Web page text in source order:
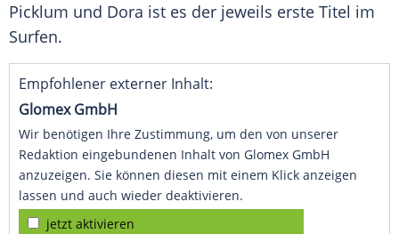
Picklum und Dora ist es der jeweils erste Titel im
Surfen.
Empfohlener externer Inhalt:
Glomex GmbH
Wir benötigen Ihre Zustimmung, um den von unserer
Redaktion eingebundenen Inhalt von Glomex GmbH
anzuzeigen. Sie können diesen mit einem Klick anzeigen
lassen und auch wieder deaktivieren.
jetzt aktivieren